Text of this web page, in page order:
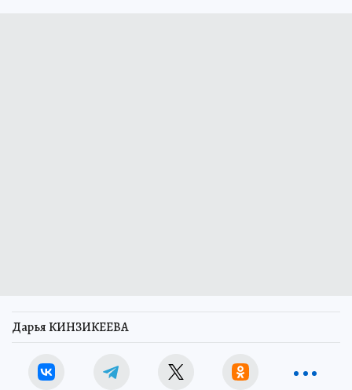
Дарья КИНЗИКЕЕВА